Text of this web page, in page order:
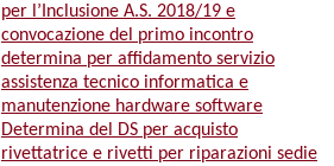
per l’Inclusione A.S. 2018/19 e
convocazione del primo incontro
determina per affidamento servizio
assistenza tecnico informatica e
manutenzione hardware software
Determina del DS per acquisto
rivettatrice e rivetti per riparazioni sedie